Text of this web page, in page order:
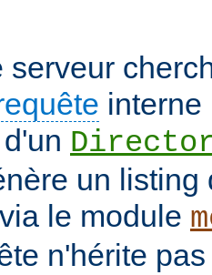
serveur
interne
un listing
le module
n'hérite